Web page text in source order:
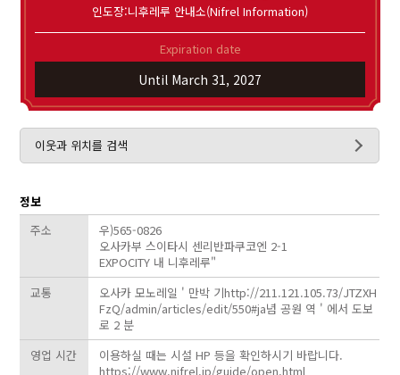
인도장:니후레루 안내소(Nifrel Information)
Expiration date
Until March 31, 2027
이웃과 위치를 검색
정보
주소
우)565-0826
오사카부 스이타시 센리반파쿠코엔 2-1
EXPOCITY 내 니후레루"
교통
오사카 모노레일 ' 만박 기http://211.121.105.73/JTZXH
FzQ/admin/articles/edit/550#ja념 공원 역 ' 에서 도보
로 2 분
영업 시간
이용하실 때는 시설 HP 등을 확인하시기 바랍니다.
https://www.nifrel.jp/guide/open.html